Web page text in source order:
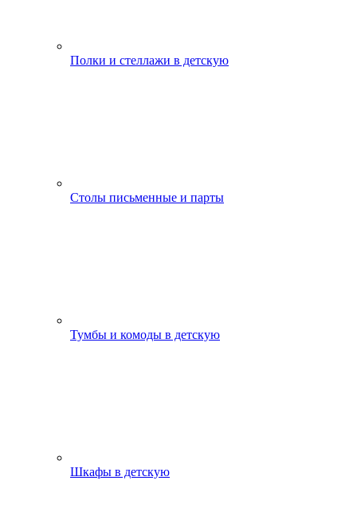
Полки и стеллажи в детскую
Столы письменные и парты
Тумбы и комоды в детскую
Шкафы в детскую